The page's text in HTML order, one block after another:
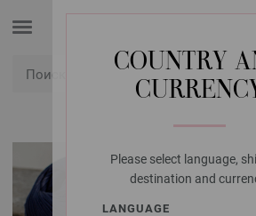
COUNTRY
Please select language,
destination and
LANGUAGE